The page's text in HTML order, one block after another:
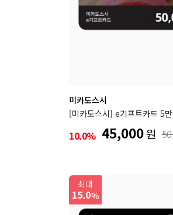
미카도스시
[미카도스시] e기프트카드 5
10.0% 45,000원
최대
15.0%